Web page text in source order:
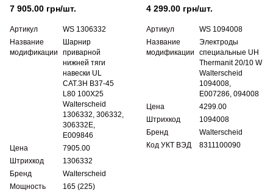
100X25 Walterscheid 1306332,
306332, 306332E, E009846
7 905.00 грн/шт.
Артикул
WS 1306332
Название
модификации
Шарнир
приварной
нижней тяги
навески UL
CAT.3H B37-45
L80 100X25
Walterscheid
1306332, 306332,
306332E,
E009846
Цена
7905.00
Штрихкод
1306332
Бренд
Walterscheid
Мощность
165 (225)
1094008, E007286, 094008
4 299.00 грн/шт.
Артикул
WS 1094008
Название
модификации
Электроды
специальные UH
Thermanit 20/10 W
Walterscheid
1094008,
E007286, 094008
Цена
4299.00
Штрихкод
1094008
Бренд
Walterscheid
Код УКТ ВЭД
8311100090